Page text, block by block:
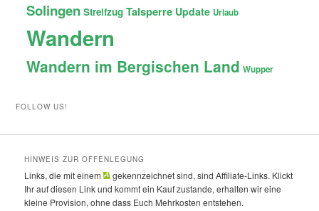
Solingen Streifzug Talsperre Update Urlaub
Wandern
Wandern im Bergischen Land Wupper
FOLLOW US!
HINWEIS ZUR OFFENLEGUNG
Links, die mit einem
gekennzeichnet sind, sind Affiliate-Links. Klickt
Ihr auf diesen Link und kommt ein Kauf zustande, erhalten wir eine
kleine Provision, ohne dass Euch Mehrkosten entstehen.